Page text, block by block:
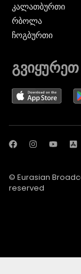
ᲙᲐᲚᲐᲗᲑᲣᲠᲗᲘ
ᲠᲑᲝᲚᲐ
ᲩᲝᲒᲑᲣᲠᲗᲘ
© Eurasian
reserved